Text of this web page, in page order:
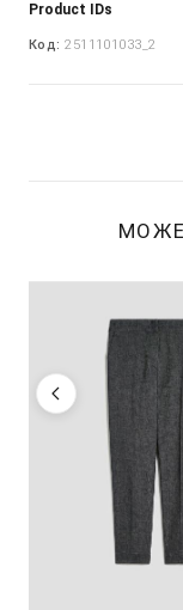
Product IDs
Код: 2511101033_2